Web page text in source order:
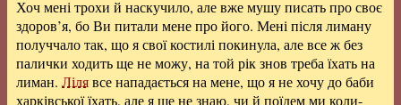
Хоч мені трохи й наскучило, але вже мушу писать про своє
здоров’я, бо Ви питали мене про його. Мені після лиману
получчало так, що я свої костилі покинула, але все ж без
палички ходить ще не можу, на той рік знов треба їхать на
лиман. Лілявсе нападається на мене, що я не хочу до баби
харківської їхать, але я ще не знаю, чи й поїдем ми коли-